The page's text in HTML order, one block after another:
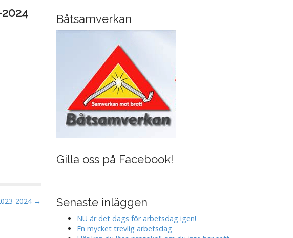
2024 →
Båtsamverkan
Gilla oss på Facebook!
Senaste inläggen
NU är det dags för arbetsdag igen!
En mycket trevlig arbetsdag